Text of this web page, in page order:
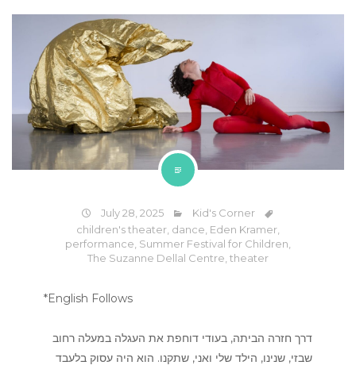
July 28, 2025
Kid's Corner
children's theater dance Eden Kramer
performance Summer Festival for Children
The Suzanne Dellal Centre theater
*English Follows
דרך חזרה הביתה, בעודי דוחפת את העגלה במעלה רחוב
שבזי, שנינו, הילד שלי ואני, שתקנו. הוא היה עסוק בלעבד